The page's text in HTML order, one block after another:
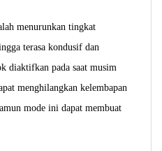
menurunkan tingkat
terasa kondusif dan
diaktifkan pada saat musim
menghilangkan kelembapan
mode ini dapat membuat